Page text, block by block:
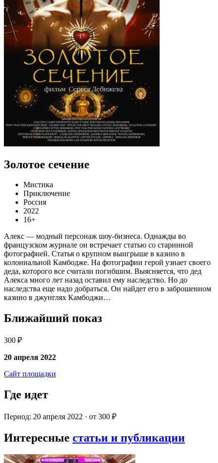
Золотое сечение
Мистика
Приключение
Россия
2022
16+
Алекс — модный персонаж шоу-бизнеса. Однажды во
французском журнале он встречает статью со старинной
фотографией. Статья о крупном выигрыше в казино в
колониальной Камбодже. На фотографии герой узнает своего
деда, которого все считали погибшим. Выясняется, что дед
Алекса много лет назад оставил ему наследство. Но до
наследства еще надо добраться. Он найдет его в заброшенном
казино в джунглях Камбоджи…
Ближайший показ
300 ₽
20 апреля 2022
Сайт площадки
Где идет
Период: 20 апреля 2022 · от 300 ₽
Интересные статьи и публикации